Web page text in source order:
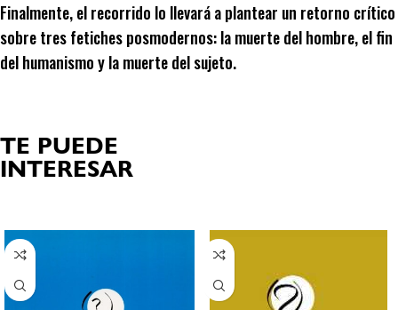
Finalmente, el recorrido lo llevará a plantear un retorno crítico
sobre tres fetiches posmodernos: la muerte del hombre, el fin
del humanismo y la muerte del sujeto.
TE PUEDE
INTERESAR